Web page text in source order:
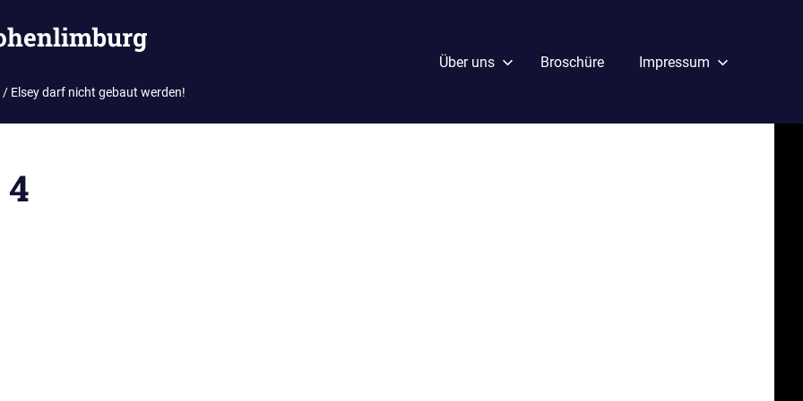
Elsey darf nicht gebaut werden!
Über uns Broschüre Impressum